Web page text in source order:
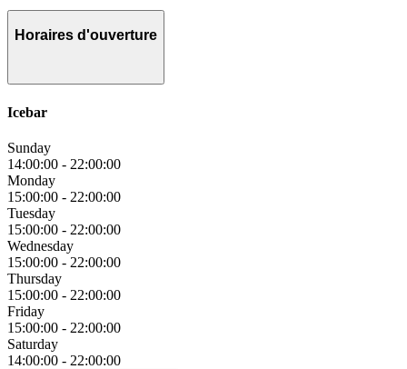
Horaires d'ouverture
Icebar
Sunday
14:00:00 - 22:00:00
Monday
15:00:00 - 22:00:00
Tuesday
15:00:00 - 22:00:00
Wednesday
15:00:00 - 22:00:00
Thursday
15:00:00 - 22:00:00
Friday
15:00:00 - 22:00:00
Saturday
14:00:00 - 22:00:00